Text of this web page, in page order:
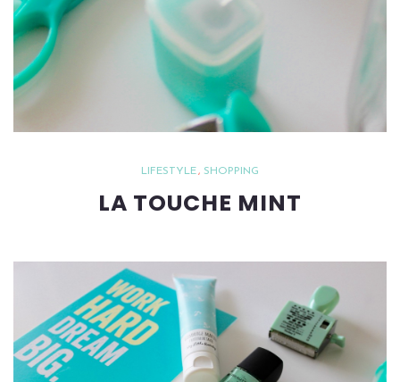
LIFESTYLE SHOPPING
LA TOUCHE MINT